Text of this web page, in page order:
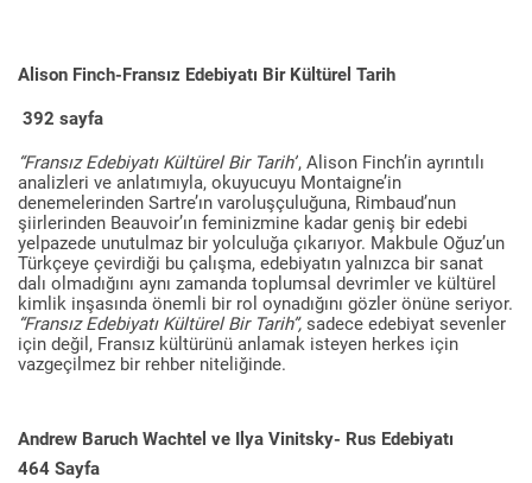
Alison Finch-Fransız Edebiyatı Bir Kültürel Tarih
392 sayfa
“Fransız Edebiyatı Kültürel Bir Tarih”, Alison Finch’in ayrıntılı
analizleri ve anlatımıyla, okuyucuyu Montaigne’in
denemelerinden Sartre’ın varoluşçuluğuna, Rimbaud’nun
şiirlerinden Beauvoir’ın feminizmine kadar geniş bir edebi
yelpazede unutulmaz bir yolculuğa çıkarıyor. Makbule Oğuz’un
Türkçeye çevirdiği bu çalışma, edebiyatın yalnızca bir sanat
dalı olmadığını aynı zamanda toplumsal devrimler ve kültürel
kimlik inşasında önemli bir rol oynadığını gözler önüne seriyor.
“Fransız Edebiyatı Kültürel Bir Tarih”, sadece edebiyat sevenler
için değil, Fransız kültürünü anlamak isteyen herkes için
vazgeçilmez bir rehber niteliğinde.
Andrew Baruch Wachtel ve Ilya Vinitsky- Rus Edebiyatı
464 Sayfa